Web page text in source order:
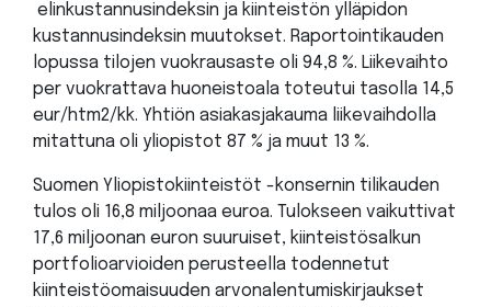
elinkustannusindeksin ja kiinteistön ylläpidon
kustannusindeksin muutokset. Raportointikauden
lopussa tilojen vuokrausaste oli 94,8 %. Liikevaihto
per vuokrattava huoneistoala toteutui tasolla 14,5
eur/htm2/kk. Yhtiön asiakasjakauma liikevaihdolla
mitattuna oli yliopistot 87 % ja muut 13 %.
Suomen Yliopistokiinteistöt -konsernin tilikauden
tulos oli 16,8 miljoonaa euroa. Tulokseen vaikuttivat
17,6 miljoonan euron suuruiset, kiinteistösalkun
portfolioarvioiden perusteella todennetut
kiinteistöomaisuuden arvonalentumiskirjaukset